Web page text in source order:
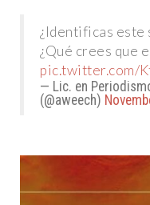
¿Identificas este
¿Qué crees que
pic.twitter.com/
— Lic. en
(@aweech)